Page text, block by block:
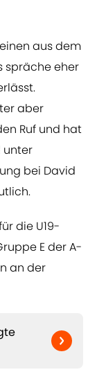
aus dem
spräche eher
aber
Ruf und hat
unter
bei David
die U19-
E der A-
an der